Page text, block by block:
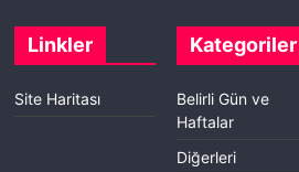
Linkler
Site Haritası
Kategoriler
Belirli Gün ve
Haftalar
Diğerleri